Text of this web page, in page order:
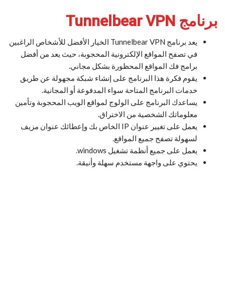
برنامج Tunnelbear VPN
يعد برنامج Tunnelbear VPN الخيار الأفضل للأشخاص الراغبين
في تصفح المواقع الإلكترونية المحجوبة، حيث يعد من أفضل
برامج فك المواقع المحظورة بشكل مجاني.
يقوم فكرة هذا البرنامج على إنشاء شبكة مجهولة عن طريق
خدمات البرنامج المتاحة سواء المدفوعة أو المجانية.
يساعدك البرنامج على الولوج لمواقع الويب المحجوبة وتأمين
معلوماتك الشخصية من الاختراق.
يعمل على تغيير عنوان IP الخاص بك وإعطائك عنوان مزيف
لسهولة تصفح جميع المواقع.
يعمل على جميع أنظمة تشغيل windows.
يحتوي على واجهة مستخدم سهلة وأنيقة.